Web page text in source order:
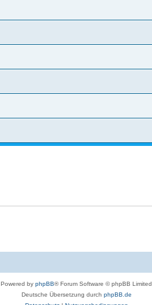
Powered by phpBB® Forum Software © phpBB Limited
Deutsche Übersetzung durch phpBB.de